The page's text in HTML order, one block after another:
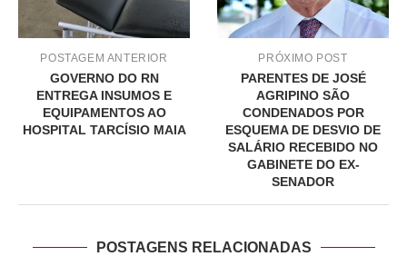
POSTAGEM ANTERIOR
GOVERNO DO RN
ENTREGA INSUMOS E
EQUIPAMENTOS AO
HOSPITAL TARCÍSIO MAIA
PRÓXIMO POST
PARENTES DE JOSÉ
AGRIPINO SÃO
CONDENADOS POR
ESQUEMA DE DESVIO DE
SALÁRIO RECEBIDO NO
GABINETE DO EX-
SENADOR
POSTAGENS RELACIONADAS